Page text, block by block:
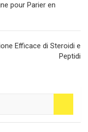
pour Parier en
Efficace di Steroidi e
Peptidi